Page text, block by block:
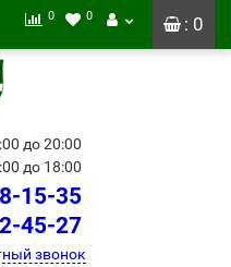
: 0
0 0
до 20:00
до 18:00
15-35
45-27
звонок